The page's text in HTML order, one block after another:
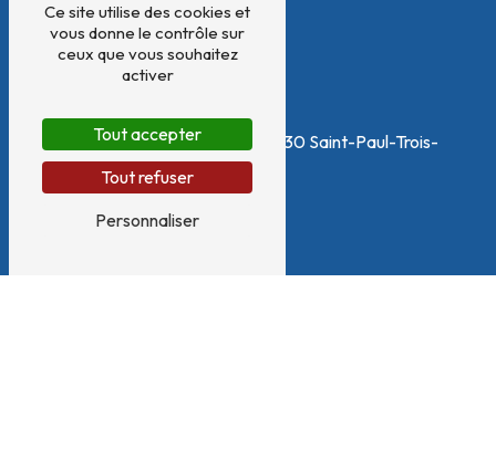
265 Chemin des Ramières
26130 Saint-Paul-Trois-
Châteaux
Ce site utilise des cookies et
vous donne le contrôle sur
ceux que vous souhaitez
activer
Tout accepter
Tout refuser
Personnaliser